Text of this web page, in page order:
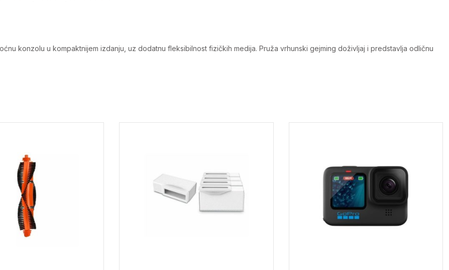
konzolu u kompaktnijem izdanju, uz dodatnu fleksibilnost fizičkih medija. Pruža vrhunski gejming doživljaj i predstavlja odličnu